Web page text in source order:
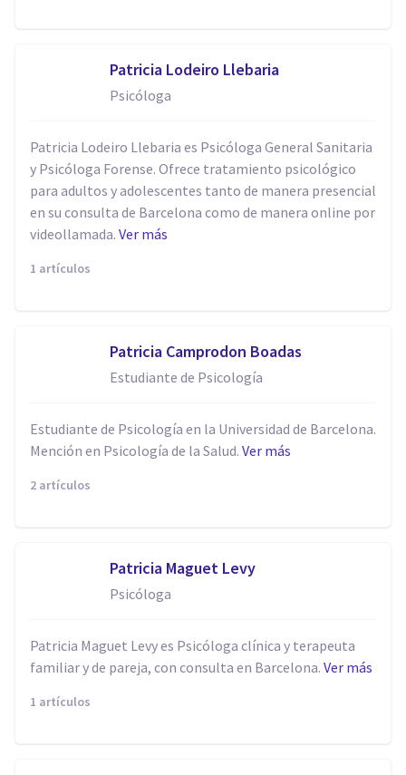
Patricia Lodeiro Llebaria
Psicóloga
Patricia Lodeiro Llebaria es Psicóloga General Sanitaria
y Psicóloga Forense. Ofrece tratamiento psicológico
para adultos y adolescentes tanto de manera presencial
en su consulta de Barcelona como de manera online por
videollamada. Ver más
1 artículos
Patricia Camprodon Boadas
Estudiante de Psicología
Estudiante de Psicología en la Universidad de Barcelona.
Mención en Psicología de la Salud. Ver más
2 artículos
Patricia Maguet Levy
Psicóloga
Patricia Maguet Levy es Psicóloga clínica y terapeuta
familiar y de pareja, con consulta en Barcelona. Ver más
1 artículos